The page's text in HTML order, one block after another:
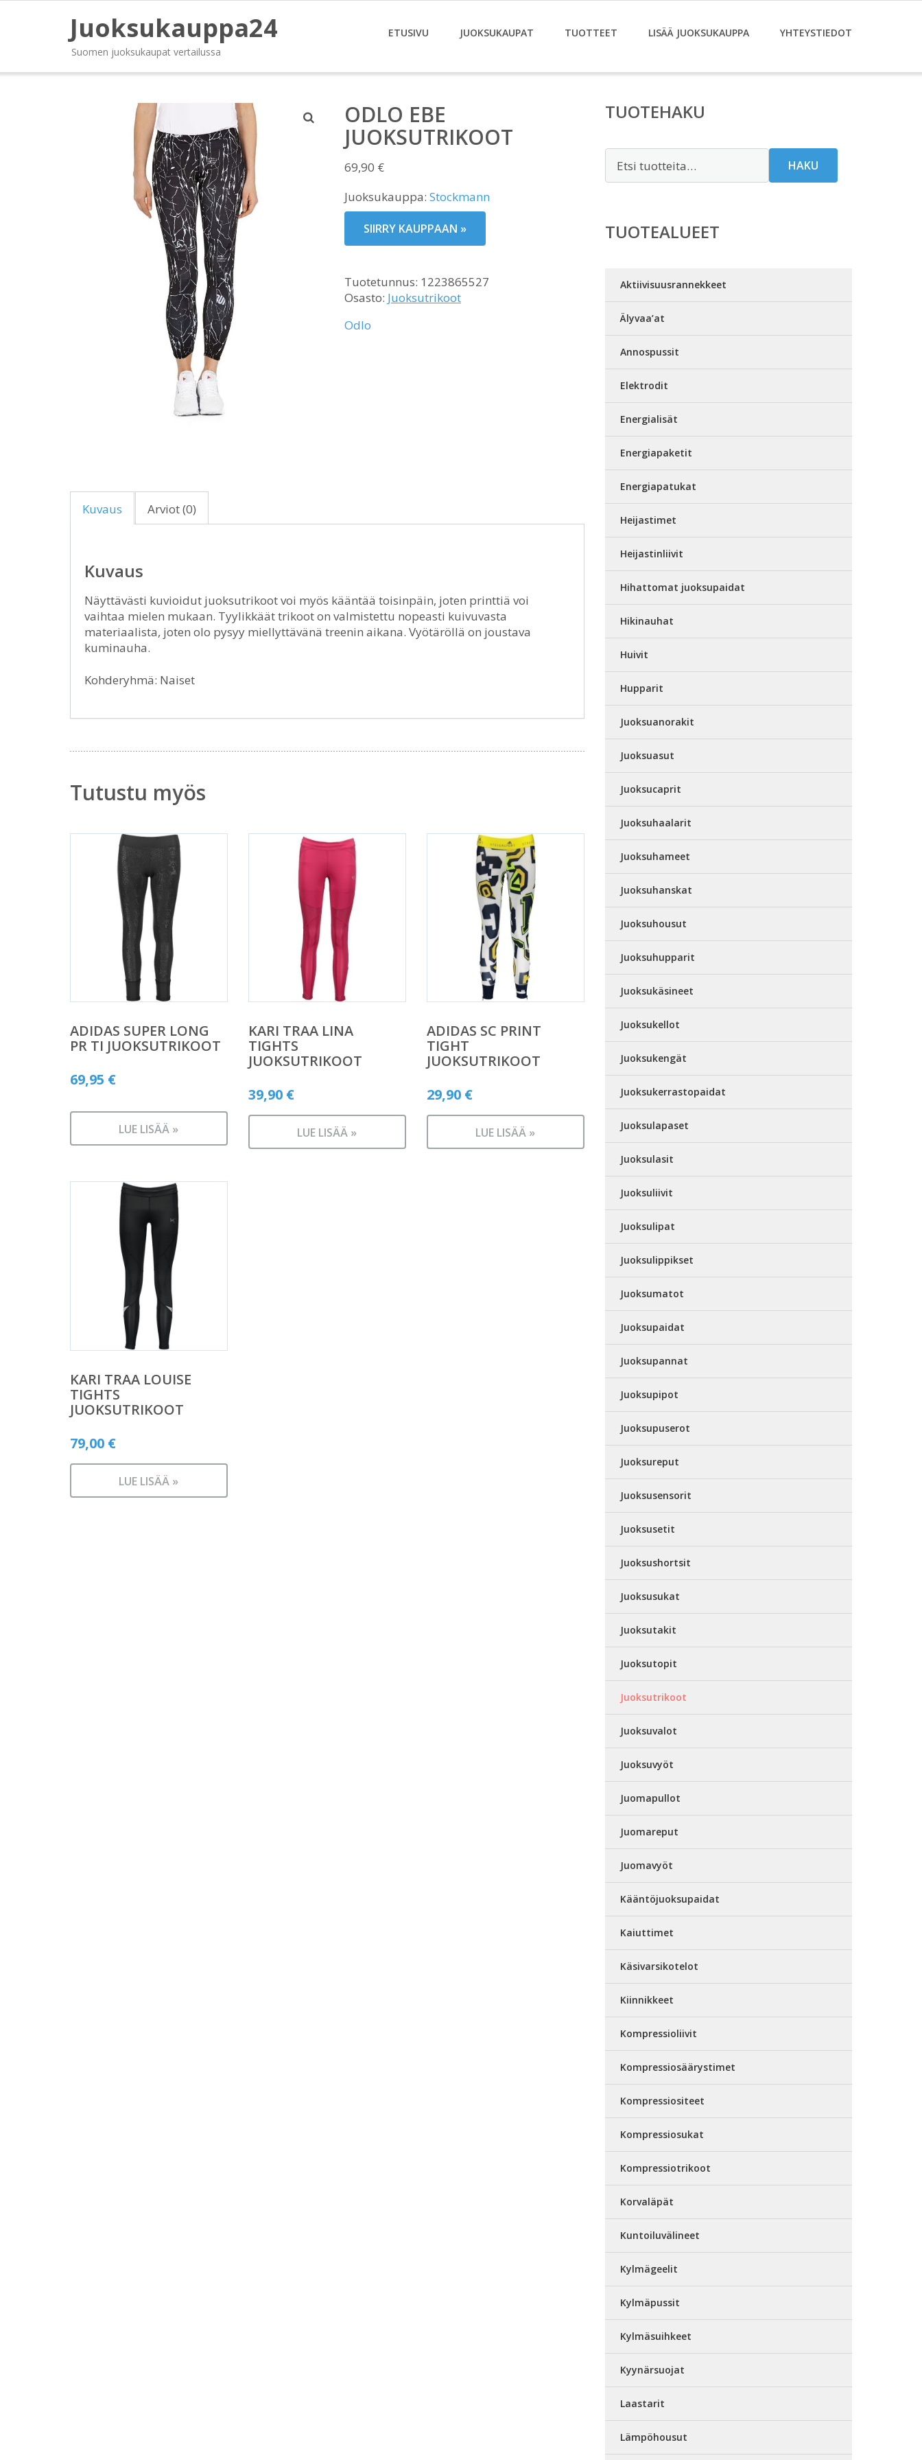
Juoksukauppa24
Suomen juoksukaupat vertailussa
ETUSIVU JUOKSUKAUPAT TUOTTEET LISÄÄ JUOKSUKAUPPA YHTEYSTIEDOT
ODLO EBE
JUOKSUTRIKOOT
69,90 €
Juoksukauppa: Stockmann
SIIRRY KAUPPAAN »
Tuotetunnus: 1223865527
Osasto: Juoksutrikoot
Odlo
Kuvaus Arviot (0)
Kuvaus
Näyttävästi kuvioidut juoksutrikoot voi myös kääntää toisinpäin, joten printtiä voi
vaihtaa mielen mukaan. Tyylikkäät trikoot on valmistettu nopeasti kuivuvasta
materiaalista, joten olo pysyy miellyttävänä treenin aikana. Vyötäröllä on joustava
kuminauha.
Kohderyhmä: Naiset
Tutustu myös
ADIDAS SUPER LONG
PR TI JUOKSUTRIKOOT
69,95 €
LUE LISÄÄ »
KARI TRAA LINA
TIGHTS
JUOKSUTRIKOOT
39,90 €
LUE LISÄÄ »
ADIDAS SC PRINT
TIGHT
JUOKSUTRIKOOT
29,90 €
LUE LISÄÄ »
KARI TRAA LOUISE
TIGHTS
JUOKSUTRIKOOT
79,00 €
LUE LISÄÄ »
TUOTEHAKU
HAKU
TUOTEALUEET
Aktiivisuusrannekkeet
Älyvaa’at
Annospussit
Elektrodit
Energialisät
Energiapaketit
Energiapatukat
Heijastimet
Heijastinliivit
Hihattomat juoksupaidat
Hikinauhat
Huivit
Hupparit
Juoksuanorakit
Juoksuasut
Juoksucaprit
Juoksuhaalarit
Juoksuhameet
Juoksuhanskat
Juoksuhousut
Juoksuhupparit
Juoksukäsineet
Juoksukellot
Juoksukengät
Juoksukerrastopaidat
Juoksulapaset
Juoksulasit
Juoksuliivit
Juoksulipat
Juoksulippikset
Juoksumatot
Juoksupaidat
Juoksupannat
Juoksupipot
Juoksupuserot
Juoksureput
Juoksusensorit
Juoksusetit
Juoksushortsit
Juoksusukat
Juoksutakit
Juoksutopit
Juoksutrikoot
Juoksuvalot
Juoksuvyöt
Juomapullot
Juomareput
Juomavyöt
Kääntöjuoksupaidat
Kaiuttimet
Käsivarsikotelot
Kiinnikkeet
Kompressioliivit
Kompressiosäärystimet
Kompressiositeet
Kompressiosukat
Kompressiotrikoot
Korvaläpät
Kuntoiluvälineet
Kylmägeelit
Kylmäpussit
Kylmäsuihkeet
Kyynärsuojat
Laastarit
Lämpöhousut